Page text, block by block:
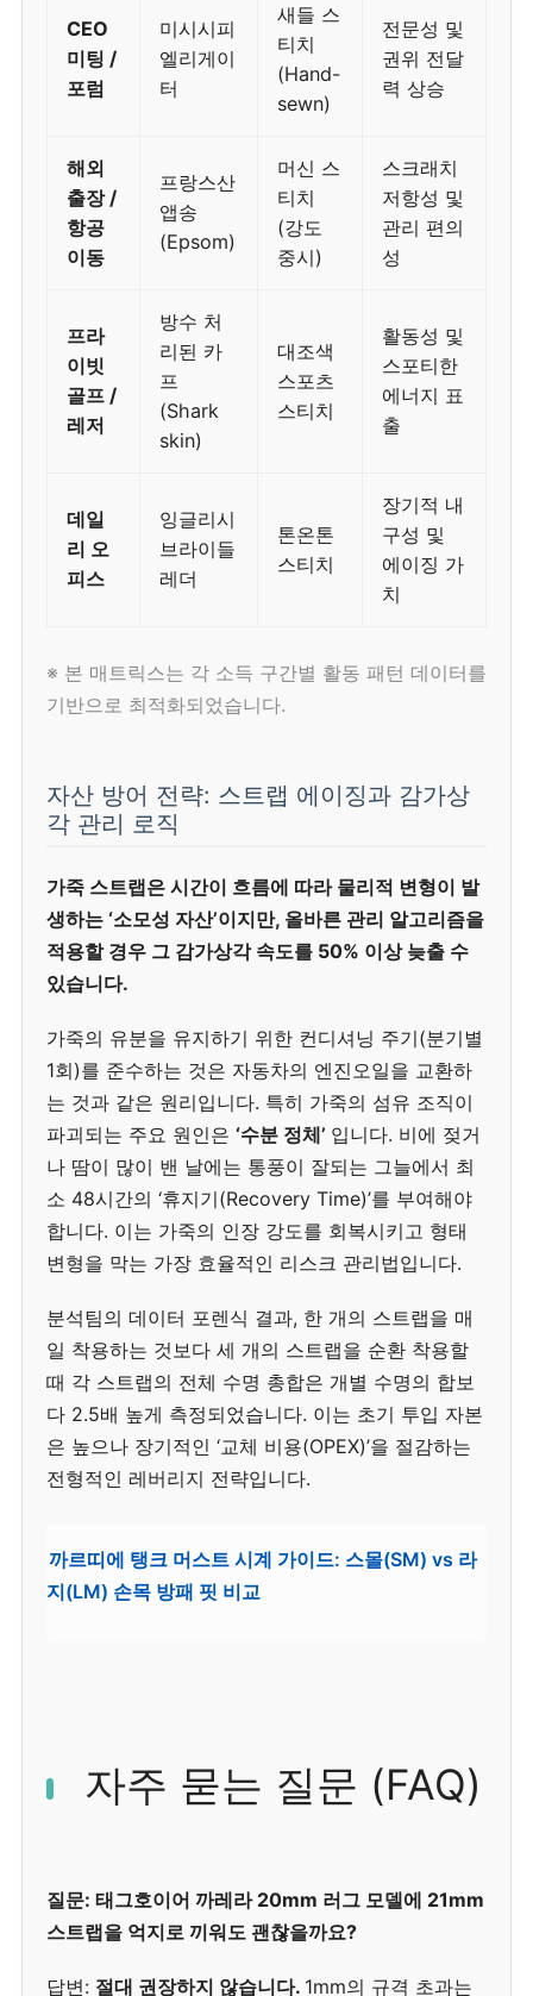
CEO
미팅 /
포럼
미시시피
엘리게이
터
새들 스
티치
(Hand-
sewn)
전문성 및
권위 전달
력 상승
해외
출장 /
항공
이동
프랑스산
앱송
(Epsom)
머신 스
티치
(강도
중시)
스크래치
저항성 및
관리 편의
성
프라
이빗
골프 /
레저
방수 처
리된 카
프
(Shark
skin)
대조색
스포츠
스티치
활동성 및
스포티한
에너지 표
출
데일
리 오
피스
잉글리시
브라이들
레더
톤온톤
스티치
장기적 내
구성 및
에이징 가
치
※ 본 매트릭스는 각 소득 구간별 활동 패턴 데이터를
기반으로 최적화되었습니다.
자산 방어 전략: 스트랩 에이징과 감가상
각 관리 로직
가죽 스트랩은 시간이 흐름에 따라 물리적 변형이 발
생하는 ‘소모성 자산’이지만, 올바른 관리 알고리즘을
적용할 경우 그 감가상각 속도를 50% 이상 늦출 수
있습니다.
가죽의 유분을 유지하기 위한 컨디셔닝 주기(분기별
1회)를 준수하는 것은 자동차의 엔진오일을 교환하
는 것과 같은 원리입니다. 특히 가죽의 섬유 조직이
파괴되는 주요 원인은 ‘수분 정체’ 입니다. 비에 젖거
나 땀이 많이 밴 날에는 통풍이 잘되는 그늘에서 최
소 48시간의 ‘휴지기(Recovery Time)’를 부여해야
합니다. 이는 가죽의 인장 강도를 회복시키고 형태
변형을 막는 가장 효율적인 리스크 관리법입니다.
분석팀의 데이터 포렌식 결과, 한 개의 스트랩을 매
일 착용하는 것보다 세 개의 스트랩을 순환 착용할
때 각 스트랩의 전체 수명 총합은 개별 수명의 합보
다 2.5배 높게 측정되었습니다. 이는 초기 투입 자본
은 높으나 장기적인 ‘교체 비용(OPEX)’을 절감하는
전형적인 레버리지 전략입니다.
까르띠에 탱크 머스트 시계 가이드: 스몰(SM) vs 라
지(LM) 손목 방패 핏 비교
자주 묻는 질문 (FAQ)
질문: 태그호이어 까레라 20mm 러그 모델에 21mm
스트랩을 억지로 끼워도 괜찮을까요?
답변: 절대 권장하지 않습니다. 1mm의 규격 초과는